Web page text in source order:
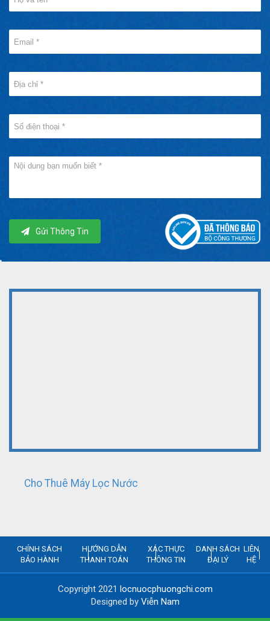
Gửi Thông Tin
Cho Thuê Máy Lọc Nước
CHÍNH SÁCH
BẢO HÀNH
HƯỚNG DẪN
THANH TOÁN
XÁC THỰC
THÔNG TIN
DANH SÁCH
ĐẠI LÝ
LIÊN
HỆ
Copyright 2021 locnuocphuongchi.com
Designed by Viễn Nam